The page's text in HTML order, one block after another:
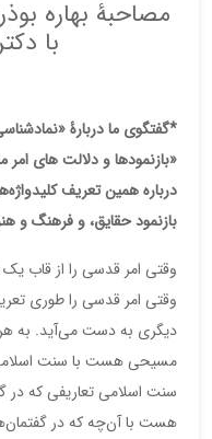
مصاحبۀ بهاره
با
*گفتگوی ما دربارۀ
«بازنمودها و دلالت های
درباره همین تعریف
بازنمود حقایق، و فرهنگ و
وقتی امر قدسی را از قاب
وقتی امر قدسی را طوری
دیگری به دست می‌آید. به
مسیحی هست با سنت
سنت اسلامی تعاریفی که در
هست با آن‌چه که در